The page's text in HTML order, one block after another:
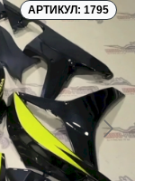
АРТИКУЛ: 1795